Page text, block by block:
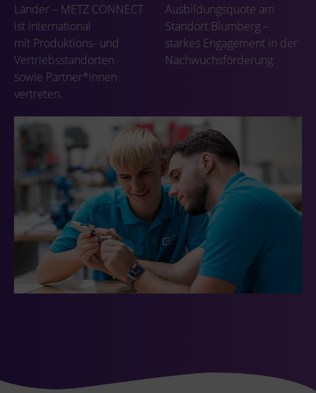
Länder – METZ CONNECT
ist international
mit Produktions- und
Vertriebsstandorten
sowie Partner*innen
vertreten.
Ausbildungsquote am
Standort Blumberg –
starkes Engagement in der
Nachwuchsförderung.